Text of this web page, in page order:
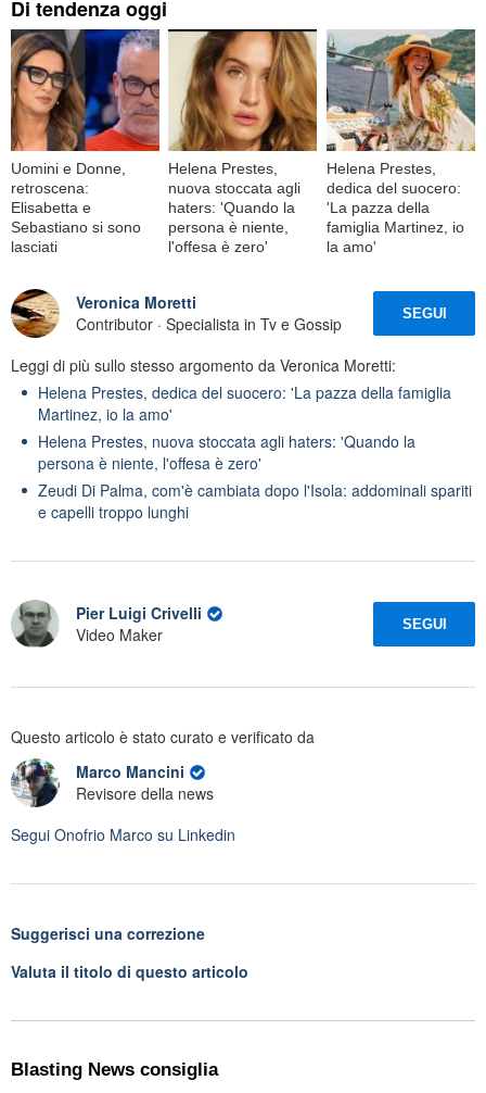
Di tendenza oggi
Uomini e Donne,
retroscena:
Elisabetta e
Sebastiano si sono
lasciati
Helena Prestes,
nuova stoccata agli
haters: 'Quando la
persona è niente,
l'offesa è zero'
Helena Prestes,
dedica del suocero:
'La pazza della
famiglia Martinez, io
la amo'
Veronica Moretti
Contributor · Specialista in Tv e Gossip
SEGUI
Leggi di più sullo stesso argomento da Veronica Moretti:
Helena Prestes, dedica del suocero: 'La pazza della famiglia
Martinez, io la amo'
Helena Prestes, nuova stoccata agli haters: 'Quando la
persona è niente, l'offesa è zero'
Zeudi Di Palma, com'è cambiata dopo l'Isola: addominali spariti
e capelli troppo lunghi
Pier Luigi Crivelli
Video Maker
SEGUI
Questo articolo è stato curato e verificato da
Marco Mancini
Revisore della news
Segui Onofrio Marco su Linkedin
Suggerisci una correzione
Valuta il titolo di questo articolo
Blasting News consiglia